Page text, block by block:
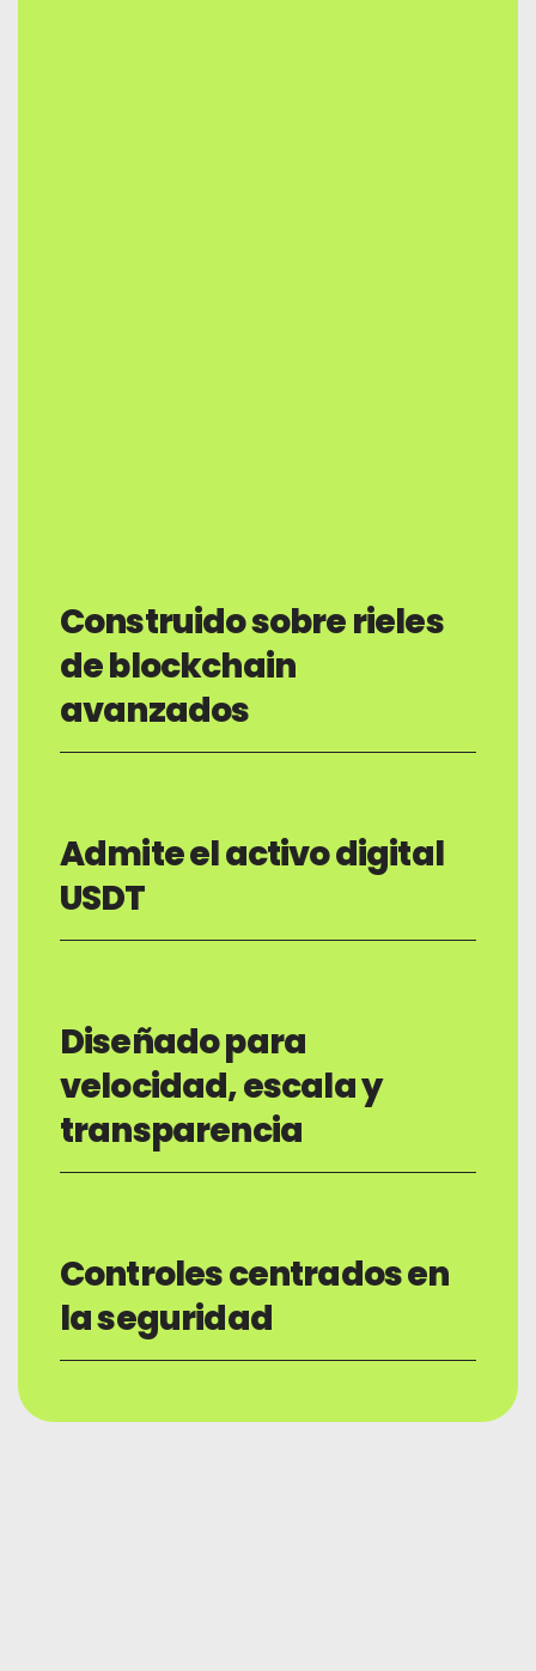
Construido sobre rieles
de blockchain
avanzados
Admite el activo digital
USDT
Diseñado para
velocidad, escala y
transparencia
Controles centrados en
la seguridad